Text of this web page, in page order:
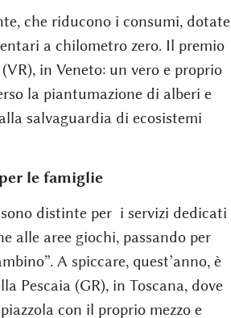
che riducono i consumi, dotate
a chilometro zero. Il premio
in Veneto: un vero e proprio
la piantumazione di alberi e
salvaguardia di ecosistemi
le famiglie
distinte per i servizi dedicati
alle aree giochi, passando per
A spiccare, quest’anno, è
Pescaia (GR), in Toscana, dove
con il proprio mezzo e